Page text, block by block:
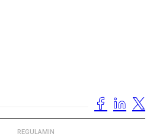
REGULAMIN